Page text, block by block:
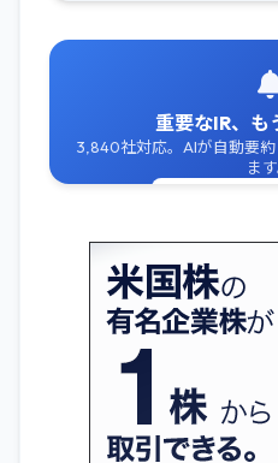
重要なIR、も
3,840社対応。AIが自動要
ます